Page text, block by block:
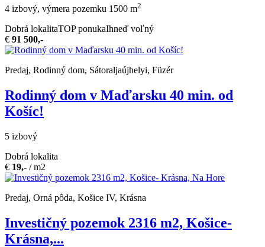
4 izbový, výmera pozemku 1500 m2
Dobrá lokalitaTOP ponukaIhneď voľný
€ 91 500,-
Predaj, Rodinný dom, Sátoraljaújhelyi, Füzér
Rodinný dom v Maďarsku 40 min. od
Košíc!
5 izbový
Dobrá lokalita
€ 19,- / m2
Predaj, Orná pôda, Košice IV, Krásna
Investičný pozemok 2316 m2, Košice-
Krásna,...